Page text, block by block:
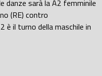
danze sarà la A2 femminile
(RE) contro
è il turno della maschile in